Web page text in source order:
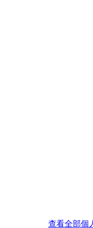
查看全部個